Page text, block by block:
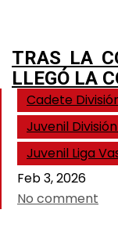
TRAS LA
LLEGÓ LA
Cadete
Juvenil
Juvenil Liga
Feb 3, 2026
No comment